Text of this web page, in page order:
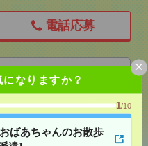
なりますか？
1/10
ばあちゃんのお散歩
×
電話応募
ブックマーク